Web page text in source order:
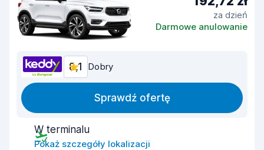
za dzień
Darmowe anulowanie
8,1 Dobry
Sprawdź ofertę
W terminalu
Pokaż szczegóły lokalizacji